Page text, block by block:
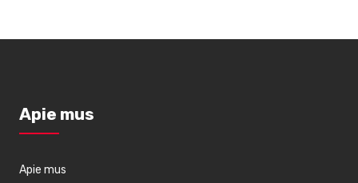
Apie mus
Apie mus